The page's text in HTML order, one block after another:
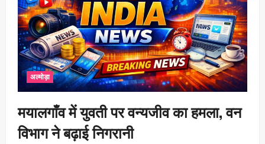
अल्मोड़ा
मयालगाँव में युवती पर वन्यजीव का हमला, वन
विभाग ने बढ़ाई निगरानी